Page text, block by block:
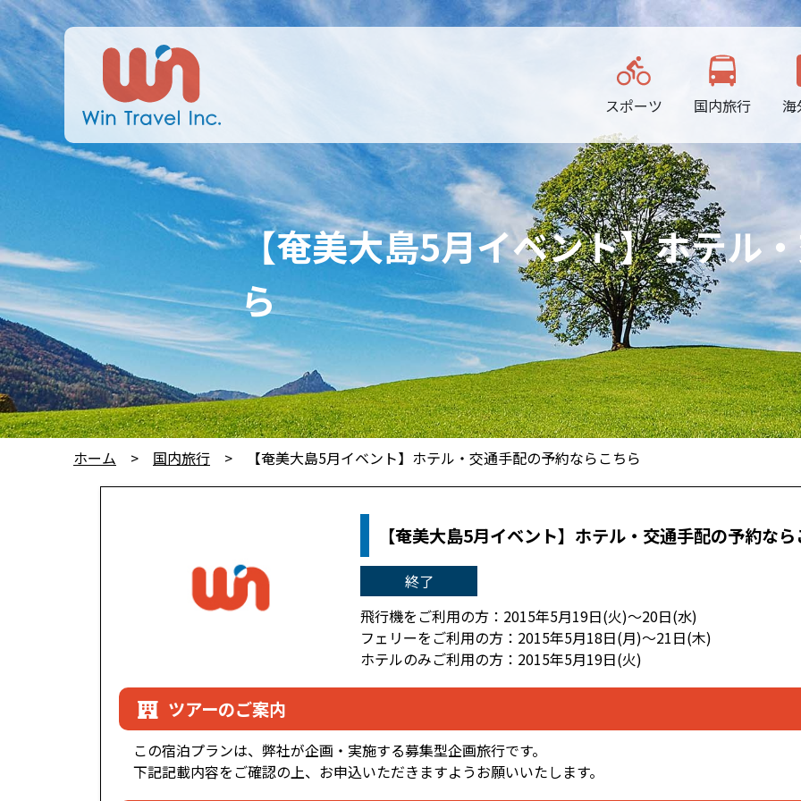
【奄美大島5月イベント】ホテル
ら
スポーツ 国内旅行 海
ホーム 国内旅行 【奄美大島5月イベント】ホテル・交通手配の予約ならこちら
【奄美大島5月イベント】ホテル・交通手配の予約な
終了
飛行機をご利用の方：2015年5月19日(火)～20日(水)
フェリーをご利用の方：2015年5月18日(月)～21日(木)
ホテルのみご利用の方：2015年5月19日(火)
ツアーのご案内
この宿泊プランは、弊社が企画・実施する募集型企画旅行です。
下記記載内容をご確認の上、お申込いただきますようお願いいたします。